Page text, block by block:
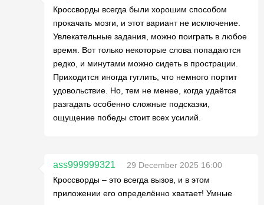
Кроссворды всегда были хорошим способом
прокачать мозги, и этот вариант не исключение.
Увлекательные задания, можно поиграть в любое
время. Вот только некоторые слова попадаются
редко, и минутами можно сидеть в прострации.
Приходится иногда гуглить, что немного портит
удовольствие. Но, тем не менее, когда удаётся
разгадать особенно сложные подсказки,
ощущение победы стоит всех усилий.
ass999999321
29 December 2025 16:00
Кроссворды – это всегда вызов, и в этом
приложении его определённо хватает! Умные